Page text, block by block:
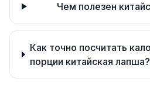
Чем полезен
Как точно посчитать
порции китайская лапша?